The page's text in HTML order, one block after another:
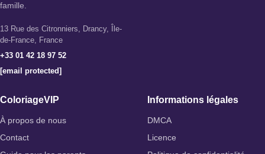
famille.
13 Rue des Citronniers, Drancy, Île-
de-France, France
+33 01 42 18 97 52
[email protected]
ColoriageVIP
À propos de nous
Contact
Informations légales
DMCA
Licence